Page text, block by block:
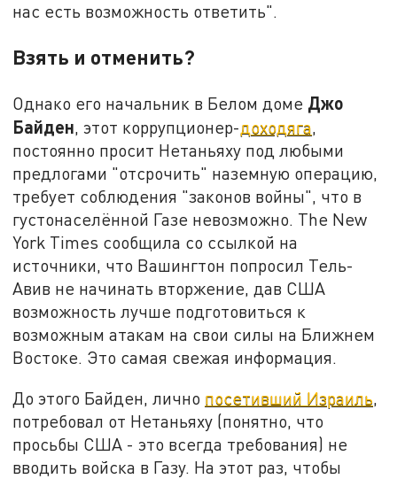
нас есть возможность ответить".
Взять и отменить?
Однако его начальник в Белом доме Джо
Байден, этот коррупционер-доходяга,
постоянно просит Нетаньяху под любыми
предлогами "отсрочить" наземную операцию,
требует соблюдения "законов войны", что в
густонаселённой Газе невозможно. The New
York Times сообщила со ссылкой на
источники, что Вашингтон попросил Тель-
Авив не начинать вторжение, дав США
возможность лучше подготовиться к
возможным атакам на свои силы на Ближнем
Востоке. Это самая свежая информация.
До этого Байден, лично посетивший Израиль,
потребовал от Нетаньяху (понятно, что
просьбы США - это всегда требования) не
вводить войска в Газу. На этот раз, чтобы